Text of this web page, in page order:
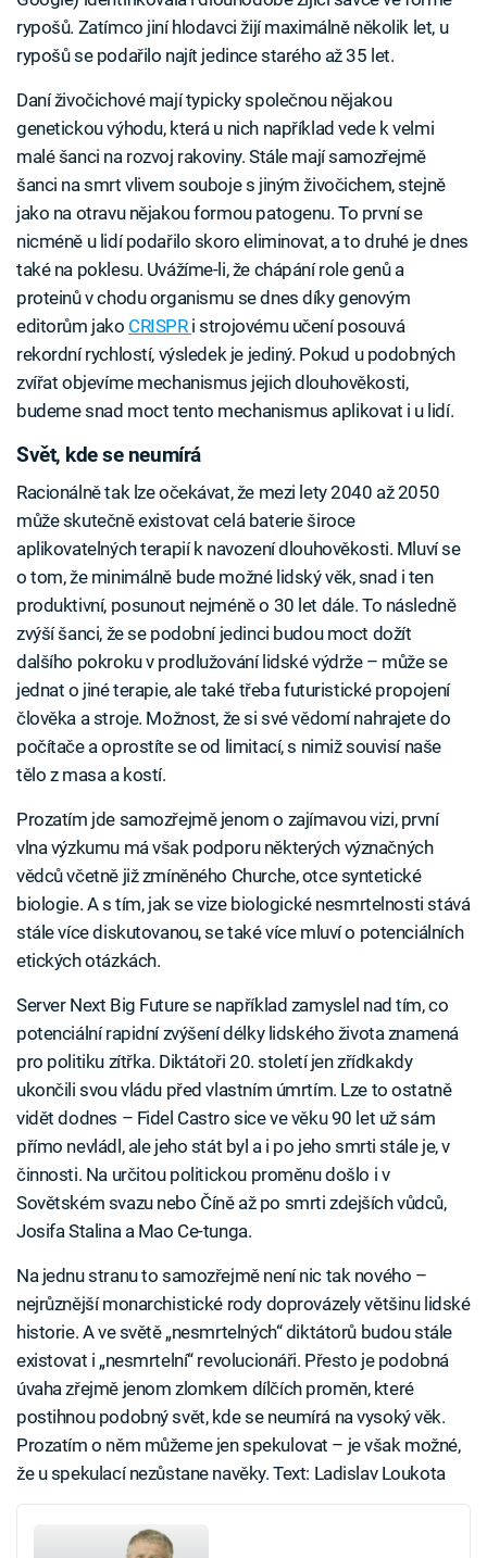
rypošů. Zatímco jiní hlodavci žijí maximálně několik let, u
rypošů se podařilo najít jedince starého až 35 let.
Daní živočichové mají typicky společnou nějakou
genetickou výhodu, která u nich například vede k velmi
malé šanci na rozvoj rakoviny. Stále mají samozřejmě
šanci na smrt vlivem souboje s jiným živočichem, stejně
jako na otravu nějakou formou patogenu. To první se
nicméně u lidí podařilo skoro eliminovat, a to druhé je dnes
také na poklesu. Uvážíme-li, že chápání role genů a
proteinů v chodu organismu se dnes díky genovým
editorům jako CRISPR i strojovému učení posouvá
rekordní rychlostí, výsledek je jediný. Pokud u podobných
zvířat objevíme mechanismus jejich dlouhověkosti,
budeme snad moct tento mechanismus aplikovat i u lidí.
Svět, kde se neumírá
Racionálně tak lze očekávat, že mezi lety 2040 až 2050
může skutečně existovat celá baterie široce
aplikovatelných terapií k navození dlouhověkosti. Mluví se
o tom, že minimálně bude možné lidský věk, snad i ten
produktivní, posunout nejméně o 30 let dále. To následně
zvýší šanci, že se podobní jedinci budou moct dožít
dalšího pokroku v prodlužování lidské výdrže – může se
jednat o jiné terapie, ale také třeba futuristické propojení
člověka a stroje. Možnost, že si své vědomí nahrajete do
počítače a oprostíte se od limitací, s nimiž souvisí naše
tělo z masa a kostí.
Prozatím jde samozřejmě jenom o zajímavou vizi, první
vlna výzkumu má však podporu některých význačných
vědců včetně již zmíněného Churche, otce syntetické
biologie. A s tím, jak se vize biologické nesmrtelnosti stává
stále více diskutovanou, se také více mluví o potenciálních
etických otázkách.
Server Next Big Future se například zamyslel nad tím, co
potenciální rapidní zvýšení délky lidského života znamená
pro politiku zítřka. Diktátoři 20. století jen zřídkakdy
ukončili svou vládu před vlastním úmrtím. Lze to ostatně
vidět dodnes – Fidel Castro sice ve věku 90 let už sám
přímo nevládl, ale jeho stát byl a i po jeho smrti stále je, v
činnosti. Na určitou politickou proměnu došlo i v
Sovětském svazu nebo Číně až po smrti zdejších vůdců,
Josifa Stalina a Mao Ce-tunga.
Na jednu stranu to samozřejmě není nic tak nového –
nejrůznější monarchistické rody doprovázely většinu lidské
historie. A ve světě „nesmrtelných“ diktátorů budou stále
existovat i „nesmrtelní“ revolucionáři. Přesto je podobná
úvaha zřejmě jenom zlomkem dílčích proměn, které
postihnou podobný svět, kde se neumírá na vysoký věk.
Prozatím o něm můžeme jen spekulovat – je však možné,
že u spekulací nezůstane navěky. Text: Ladislav Loukota